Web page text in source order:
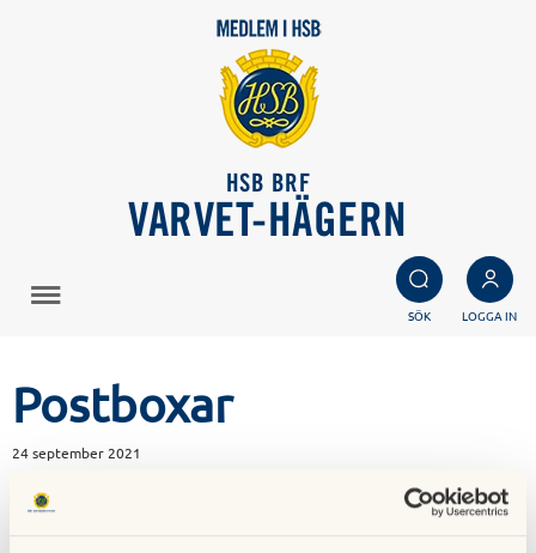
HSB BRF
VARVET-HÄGERN
SÖK LOGGA IN
Postboxar
24 september 2021
Boxarna är klara att ta i bruk med postutdelning den 4
oktober